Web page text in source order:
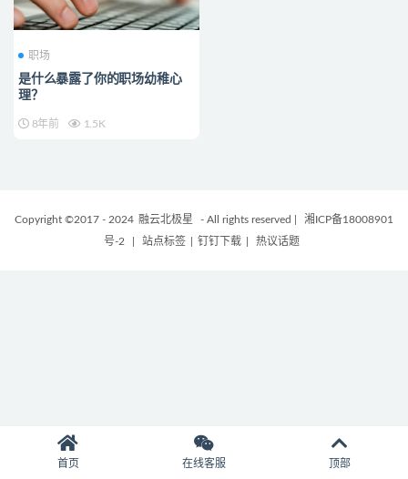
职场
是什么暴露了你的职场幼稚心
理？
8年前 1.5K
Copyright ©2017 - 2024 融云北极星 - All rights reserved
湘ICP备18008901
号-2
站点标签 钉钉下载 热议话题
首页 在线客服 顶部